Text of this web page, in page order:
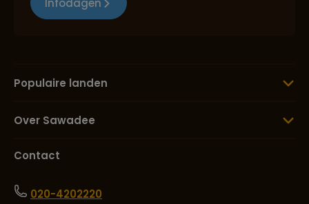
Populaire landen
Over Sawadee
Contact
020-4202220